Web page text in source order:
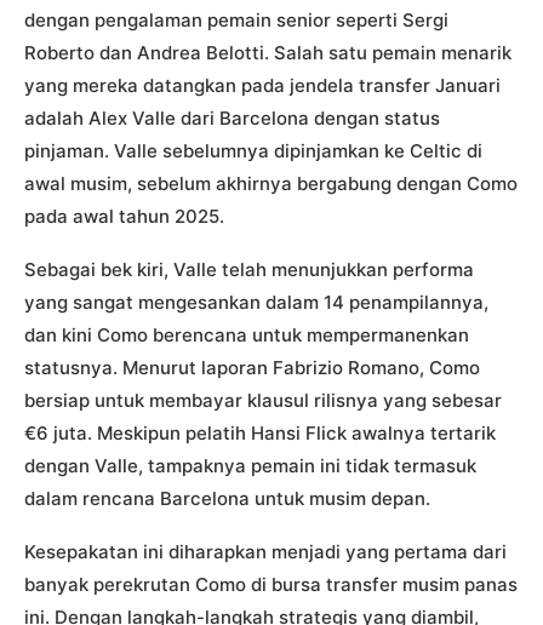
dengan pengalaman pemain senior seperti Sergi
Roberto dan Andrea Belotti. Salah satu pemain menarik
yang mereka datangkan pada jendela transfer Januari
adalah Alex Valle dari Barcelona dengan status
pinjaman. Valle sebelumnya dipinjamkan ke Celtic di
awal musim, sebelum akhirnya bergabung dengan Como
pada awal tahun 2025.
Sebagai bek kiri, Valle telah menunjukkan performa
yang sangat mengesankan dalam 14 penampilannya,
dan kini Como berencana untuk mempermanenkan
statusnya. Menurut laporan Fabrizio Romano, Como
bersiap untuk membayar klausul rilisnya yang sebesar
€6 juta. Meskipun pelatih Hansi Flick awalnya tertarik
dengan Valle, tampaknya pemain ini tidak termasuk
dalam rencana Barcelona untuk musim depan.
Kesepakatan ini diharapkan menjadi yang pertama dari
banyak perekrutan Como di bursa transfer musim panas
ini. Dengan langkah-langkah strategis yang diambil,